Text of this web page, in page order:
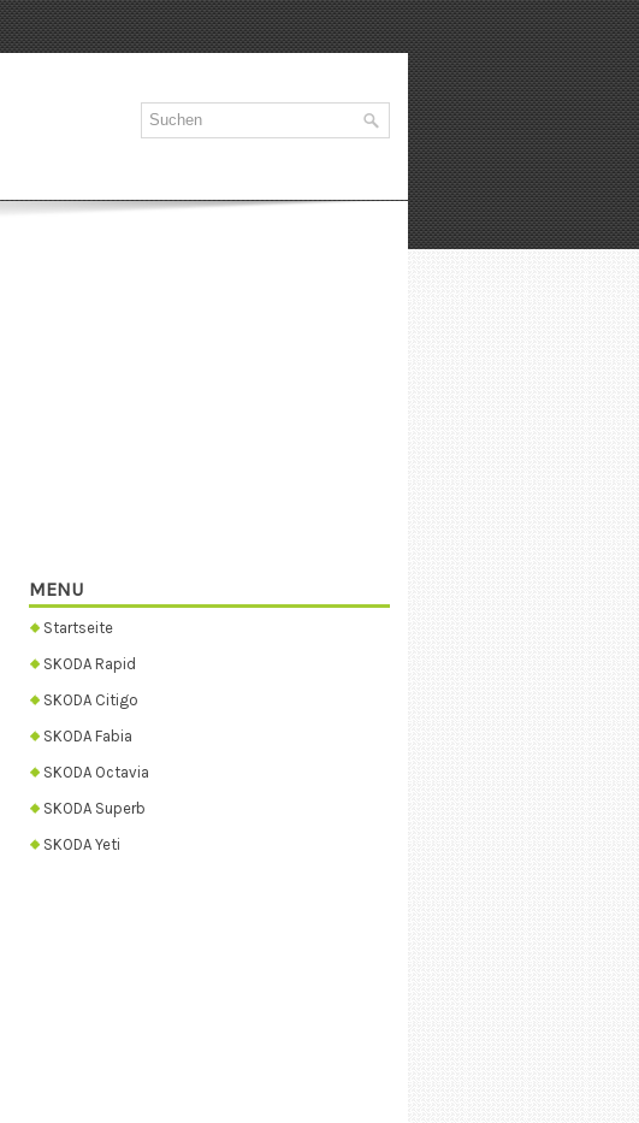
MENU
Startseite
SKODA Rapid
SKODA Citigo
SKODA Fabia
SKODA Octavia
SKODA Superb
SKODA Yeti